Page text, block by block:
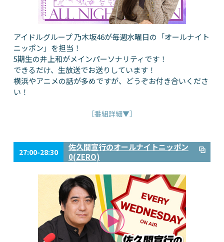
アイドルグループ 乃木坂46が毎週水曜日の「オールナイト
ニッポン」を担当！
5期生の井上和がメインパーソナリティです！
できるだけ、生放送でお送りしています！
横浜やアニメの話が多めですが、どうぞお付き合いくださ
い！
［番組詳細▼］
27:00-28:30
佐久間宣行のオールナイトニッポン
0(ZERO)